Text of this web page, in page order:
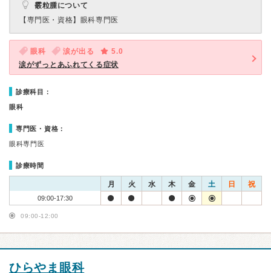
霰粒腫について
【専門医・資格】 眼科専門医
眼科 涙が出る
5.0
涙がずっとあふれてくる症状
診療科目：
眼科
専門医・資格：
眼科専門医
診療時間
月 火 水 木 金 土 日 祝
09:00-17:30
09:00-12:00
ひらやま眼科